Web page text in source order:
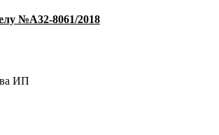
№А32-8061/2018
ИП